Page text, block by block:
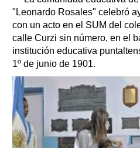
"Leonardo Rosales" celebró
con un acto en el SUM del
calle Curzi sin número, en el
institución educativa
1º de junio de 1901.